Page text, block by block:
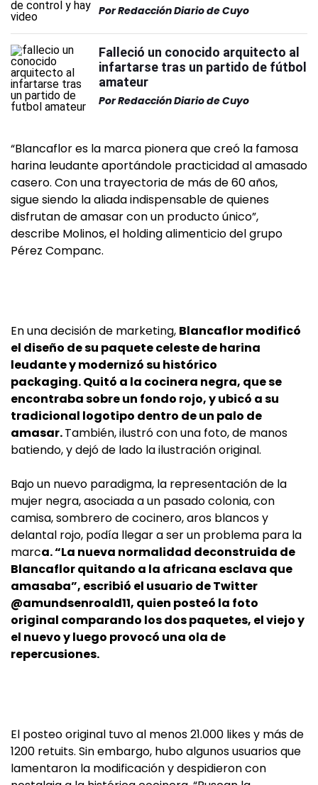
PorRedacción Diario de Cuyo
Falleció un conocido arquitecto al
infartarse tras un partido de fútbol
amateur
PorRedacción Diario de Cuyo
“Blancaflor es la marca pionera que creó la famosa
harina leudante aportándole practicidad al amasado
casero. Con una trayectoria de más de 60 años,
sigue siendo la aliada indispensable de quienes
disfrutan de amasar con un producto único”,
describe Molinos, el holding alimenticio del grupo
Pérez Companc.
En una decisión de marketing, Blancaflor modificó
el diseño de su paquete celeste de harina
leudante y modernizó su histórico
packaging. Quitó a la cocinera negra, que se
encontraba sobre un fondo rojo, y ubicó a su
tradicional logotipo dentro de un palo de
amasar.También, ilustró con una foto, de manos
batiendo, y dejó de lado la ilustración original.
Bajo un nuevo paradigma, la representación de la
mujer negra, asociada a un pasado colonia, con
camisa, sombrero de cocinero, aros blancos y
delantal rojo, podía llegar a ser un problema para la
marca. “La nueva normalidad deconstruida de
Blancaflor quitando a la africana esclava que
amasaba”, escribió el usuario de Twitter
@amundsenroald11, quien posteó la foto
original comparando los dos paquetes, el viejo y
el nuevo y luego provocó una ola de
repercusiones.
El posteo original tuvo al menos 21.000 likes y más de
1200 retuits. Sin embargo, hubo algunos usuarios que
lamentaron la modificación y despidieron con